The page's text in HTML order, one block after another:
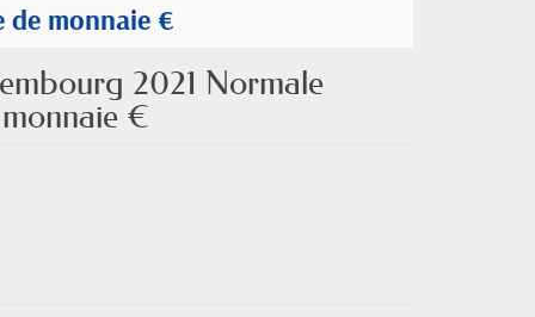
de monnaie €
2021 Normale
€